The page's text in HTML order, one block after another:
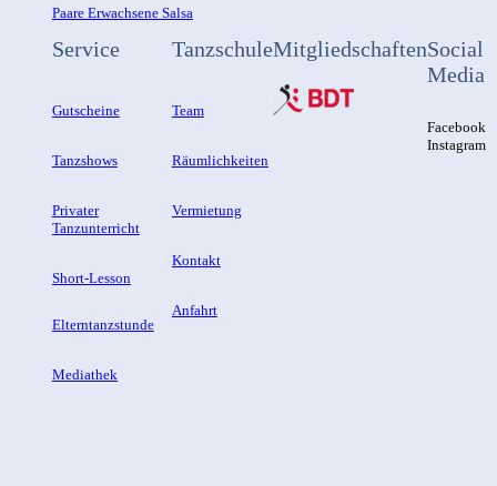
Paare Erwachsene Salsa
Service
Gutscheine
Tanzshows
Privater
Tanzunterricht
Short-Lesson
Elterntanzstunde
Mediathek
Tanzschule
Team
Räumlichkeiten
Vermietung
Kontakt
Anfahrt
MitgliedschaftenSocial
Media
Facebook
Instagram